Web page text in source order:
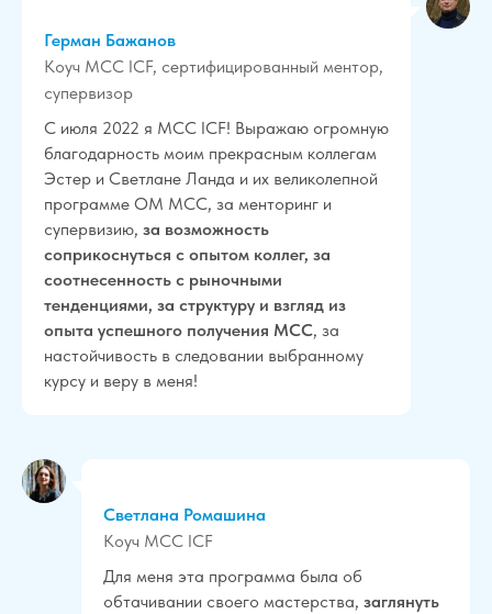
Герман Бажанов
Коуч МСС ICF, сертифицированный ментор,
супервизор
С июля 2022 я MCC ICF! Выражаю огромную
благодарность моим прекрасным коллегам
Эстер и Светлане Ланда и их великолепной
программе ОМ МСС, за менторинг и
супервизию, за возможность
соприкоснуться с опытом коллег, за
соотнесенность с рыночными
тенденциями, за структуру и взгляд из
опыта успешного получения МСС, за
настойчивость в следовании выбранному
курсу и веру в меня!
Светлана Ромашина
Коуч МСС ICF
Для меня эта программа была об
обтачивании своего мастерства, заглянуть